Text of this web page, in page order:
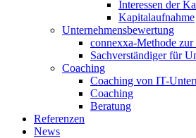
Interessen der
Kapitalaufnahme
Unternehmensbewertung
connexxa-Methode
Sachverständiger für
Coaching
Coaching von IT-
Coaching
Beratung
Referenzen
News